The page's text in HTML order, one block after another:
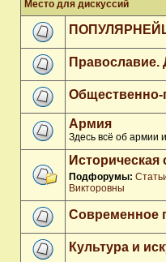
Место для дискуссий
Общественно-
Армия
Здесь всё об армии
Историческая
Подфорумы:
Викторовны
Современное
Культура и